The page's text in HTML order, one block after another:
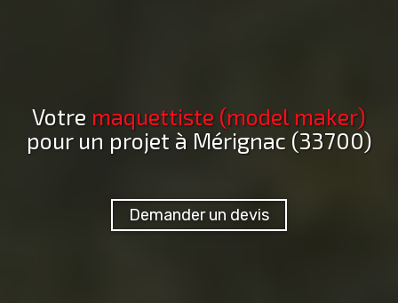
Votre maquettiste (model maker)
pour un projet à Mérignac (33700)
Demander un devis